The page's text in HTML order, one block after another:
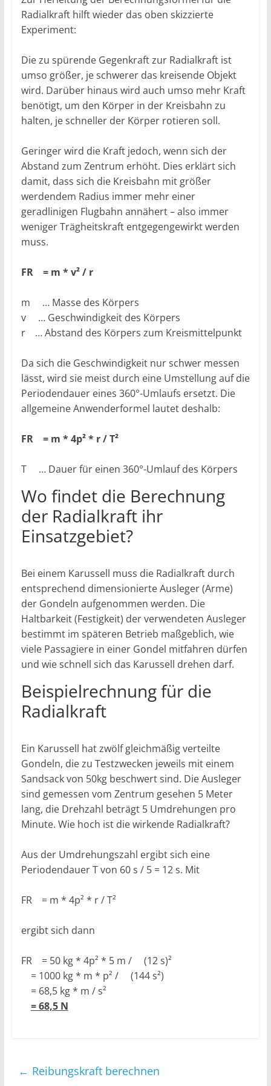
Radialkraft hilft wieder das oben skizzierte
Experiment:
Die zu spürende Gegenkraft zur Radialkraft ist
umso größer, je schwerer das kreisende Objekt
wird. Darüber hinaus wird auch umso mehr Kraft
benötigt, um den Körper in der Kreisbahn zu
halten, je schneller der Körper rotieren soll.
Geringer wird die Kraft jedoch, wenn sich der
Abstand zum Zentrum erhöht. Dies erklärt sich
damit, dass sich die Kreisbahn mit größer
werdendem Radius immer mehr einer
geradlinigen Flugbahn annähert – also immer
weniger Trägheitskraft entgegengewirkt werden
muss.
FR = m * v² / r
m … Masse des Körpers
v … Geschwindigkeit des Körpers
r … Abstand des Körpers zum Kreismittelpunkt
Da sich die Geschwindigkeit nur schwer messen
lässt, wird sie meist durch eine Umstellung auf die
Periodendauer eines 360°-Umlaufs ersetzt. Die
allgemeine Anwenderformel lautet deshalb:
FR = m * 4p² * r / T²
T … Dauer für einen 360°-Umlauf des Körpers
Wo findet die Berechnung
der Radialkraft ihr
Einsatzgebiet?
Bei einem Karussell muss die Radialkraft durch
entsprechend dimensionierte Ausleger (Arme)
der Gondeln aufgenommen werden. Die
Haltbarkeit (Festigkeit) der verwendeten Ausleger
bestimmt im späteren Betrieb maßgeblich, wie
viele Passagiere in einer Gondel mitfahren dürfen
und wie schnell sich das Karussell drehen darf.
Beispielrechnung für die
Radialkraft
Ein Karussell hat zwölf gleichmäßig verteilte
Gondeln, die zu Testzwecken jeweils mit einem
Sandsack von 50kg beschwert sind. Die Ausleger
sind gemessen vom Zentrum gesehen 5 Meter
lang, die Drehzahl beträgt 5 Umdrehungen pro
Minute. Wie hoch ist die wirkende Radialkraft?
Aus der Umdrehungszahl ergibt sich eine
Periodendauer T von 60 s / 5 = 12 s. Mit
FR = m * 4p² * r / T²
ergibt sich dann
FR = 50 kg * 4p² * 5 m / (12 s)²
= 1000 kg * m * p² / (144 s²)
= 68,5 kg * m / s²
= 68,5 N
← Reibungskraft berechnen